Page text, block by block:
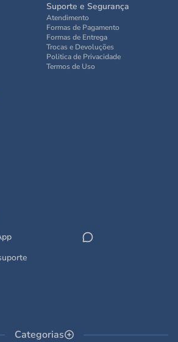
Suporte e Segurança
Atendimento
Formas de Pagamento
Formas de Entrega
Trocas e Devoluções
Politica de Privacidade
Termos de Uso
Categorias